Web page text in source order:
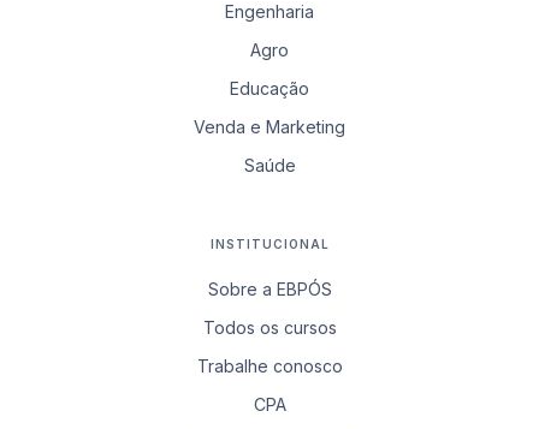
Engenharia
Agro
Educação
Venda e Marketing
Saúde
INSTITUCIONAL
Sobre a EBPÓS
Todos os cursos
Trabalhe conosco
CPA